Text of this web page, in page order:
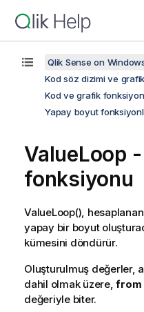
Qlik Sense on
Kod söz dizimi ve
Kod ve grafik
Yapay boyut
ValueLoop
fonksiyonu
ValueLoop(),
yapay bir boyut
kümesini döndürür.
Oluşturulmuş değerler,
dahil olmak üzere,from
değeriyle biter.